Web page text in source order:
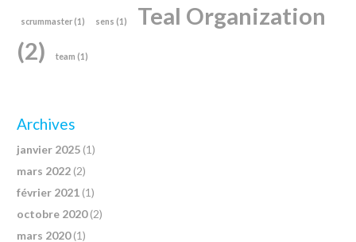
scrummaster(1) sens (1)
Teal Organization
(2)
team (1)
Archives
janvier 2025(1)
mars 2022(2)
février 2021(1)
octobre 2020(2)
mars 2020(1)